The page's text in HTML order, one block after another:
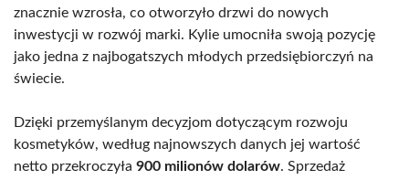
znacznie wzrosła, co otworzyło drzwi do nowych
inwestycji w rozwój marki. Kylie umocniła swoją pozycję
jako jedna z najbogatszych młodych przedsiębiorczyń na
świecie.
Dzięki przemyślanym decyzjom dotyczącym rozwoju
kosmetyków, według najnowszych danych jej wartość
netto przekroczyła 900 milionów dolarów. Sprzedaż